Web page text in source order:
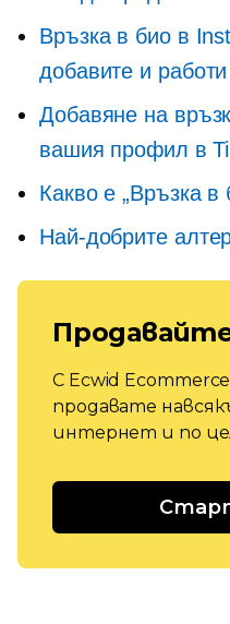
Връзка в био в
добавите и
Добавяне на
вашия профил в
Какво е „Връзка
Най-добрите
С Ecwid
продавате
интернет и по